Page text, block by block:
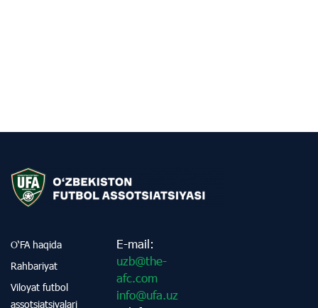
O‘FA haqida
Rahbariyat
Viloyat futbol
assotsiatsiyalari
E-mail:
uzb@the-
afc.com
info@ufa.uz